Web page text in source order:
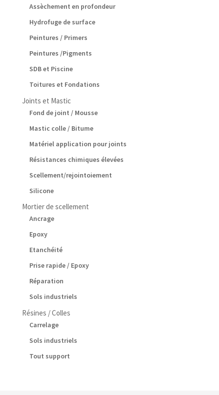
Assèchement en profondeur
Hydrofuge de surface
Peintures / Primers
Peintures /Pigments
SDB et Piscine
Toitures et Fondations
Joints et Mastic
Fond de joint / Mousse
Mastic colle / Bitume
Matériel application pour joints
Résistances chimiques élevées
Scellement/rejointoiement
Silicone
Mortier de scellement
Ancrage
Epoxy
Etanchéité
Prise rapide / Epoxy
Réparation
Sols industriels
Résines / Colles
Carrelage
Sols industriels
Tout support